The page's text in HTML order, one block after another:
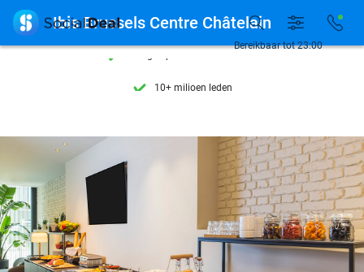
7 dagen per week beschikbaar
7 dagen per week beschikbaar
10+ miljoen leden
Bereikbaar tot 23:00
 Ibis Brussels Centre Châtelain